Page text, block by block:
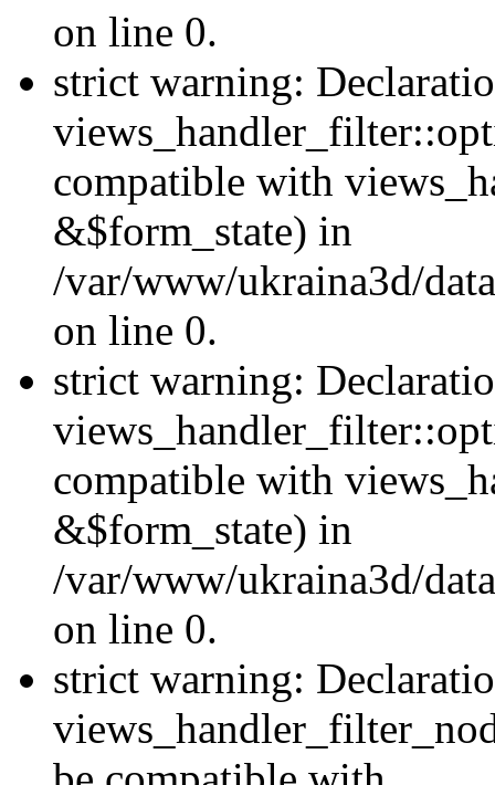
on line 0.
strict warning:
compatible with
&$form_state) in
/var/www/ukraina3d/
on line 0.
strict warning:
compatible with
&$form_state) in
/var/www/ukraina3d/
on line 0.
strict warning: